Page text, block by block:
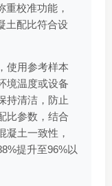
重校准功能，
土配比符合设
使用参考样本
境温度或设备
持清洁，防止
比参数，结合
凝土一致性，
提升至96%以